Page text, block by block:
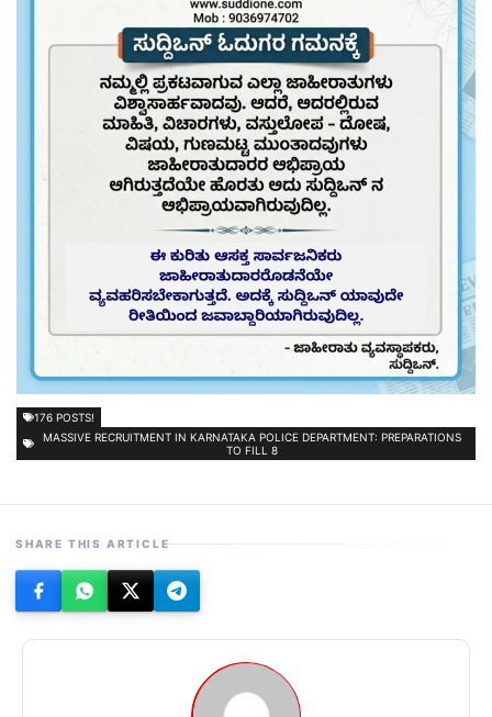
176 POSTS!
MASSIVE RECRUITMENT IN KARNATAKA POLICE DEPARTMENT: PREPARATIONS
TO FILL 8
SHARE THIS ARTICLE